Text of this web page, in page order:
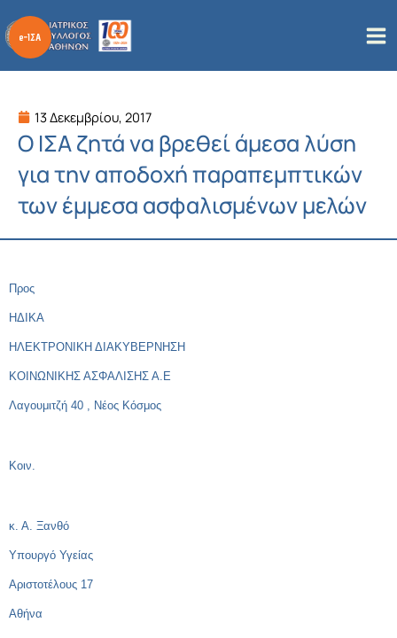
στο
περιεχόμενο
13 Δεκεμβρίου, 2017
Ο ΙΣΑ ζητά να βρεθεί άμεσα λύση
για την αποδοχή παραπεμπτικών
των έμμεσα ασφαλισμένων μελών
Προς
ΗΔΙΚΑ
ΗΛΕΚΤΡΟΝΙΚΗ ΔΙΑΚΥΒΕΡΝΗΣΗ
ΚΟΙΝΩΝΙΚΗΣ ΑΣΦΑΛΙΣΗΣ Α.Ε
Λαγουμιτζή 40 , Νέος Κόσμος
Κοιν.
κ. Α. Ξανθό
Υπουργό Υγείας
Αριστοτέλους 17
Αθήνα